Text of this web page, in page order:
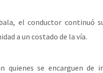
el conductor continuó
a un costado de la vía.
quienes se encarguen de